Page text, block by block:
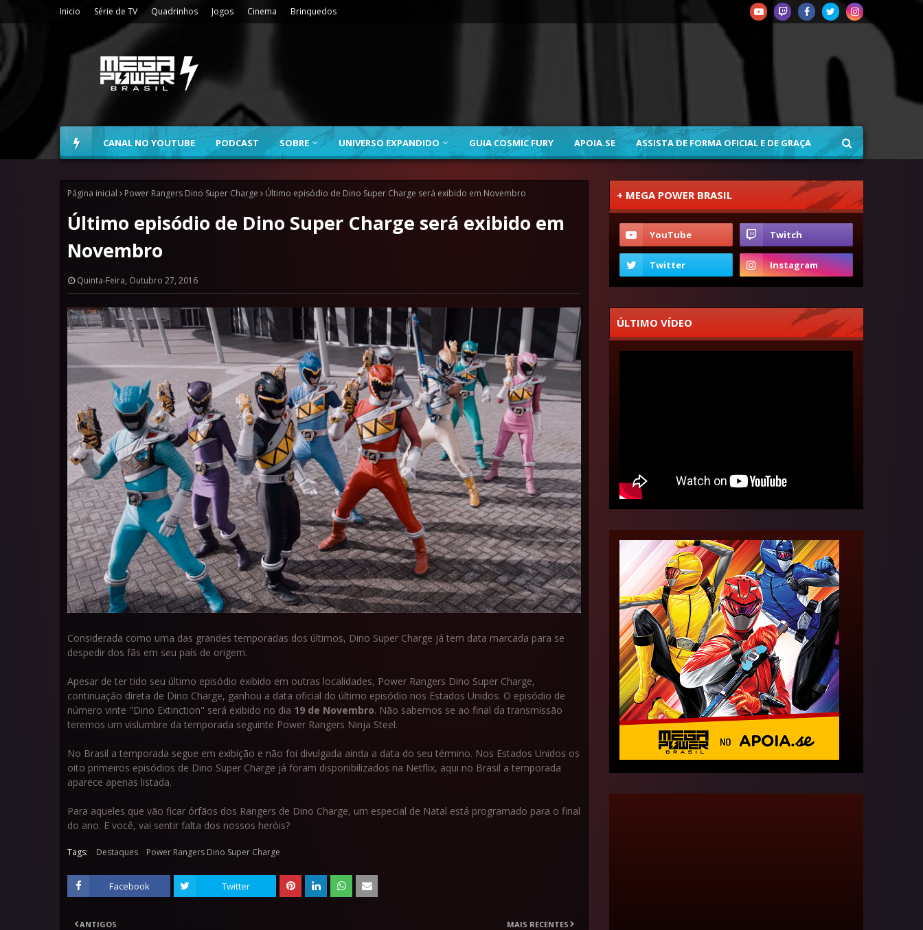
Inicio Série de TV Quadrinhos Jogos Cinema Brinquedos
CANAL NO YOUTUBE PODCAST SOBRE UNIVERSO EXPANDIDO GUIA COSMIC FURY APOIA.SE ASSISTA DE FORMA OFICIAL E DE GRAÇA
Página inicial Power Rangers Dino Super Charge Último episódio de Dino Super Charge será exibido em Novembro
Último episódio de Dino Super Charge será exibido em
Novembro
Quinta-Feira, Outubro 27, 2016
Considerada como uma das grandes temporadas dos últimos, Dino Super Charge já tem data marcada para se
despedir dos fãs em seu país de origem.
Apesar de ter tido seu último episódio exibido em outras localidades, Power Rangers Dino Super Charge,
continuação direta de Dino Charge, ganhou a data oficial do último episódio nos Estados Unidos. O episódio de
número vinte "Dino Extinction" será exibido no dia 19 de Novembro. Não sabemos se ao final da transmissão
teremos um vislumbre da temporada seguinte Power Rangers Ninja Steel.
No Brasil a temporada segue em exibição e não foi divulgada ainda a data do seu término. Nos Estados Unidos os
oito primeiros episódios de Dino Super Charge já foram disponibilizados na Netflix, aqui no Brasil a temporada
aparece apenas listada.
Para aqueles que vão ficar órfãos dos Rangers de Dino Charge, um especial de Natal está programado para o final
do ano. E você, vai sentir falta dos nossos heróis?
Tags: Destaques Power Rangers Dino Super Charge
Facebook Twitter
MAIS RECENTES
ANTIGOS
+ MEGA POWER BRASIL
ÚLTIMO VÍDEO